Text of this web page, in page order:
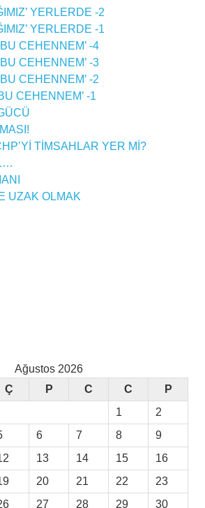
YERLERDE -2
YERLERDE -1
CEHENNEM’ -4
CEHENNEM’ -3
CEHENNEM’ -2
CEHENNEM’ -1
TİMSAHLAR YER Mİ?
UZAK OLMAK
Ağustos 2026
Ç P C C
P
1
2
6 7 8
9
13 14 15
16
20 21 22
23
27 28 29 30